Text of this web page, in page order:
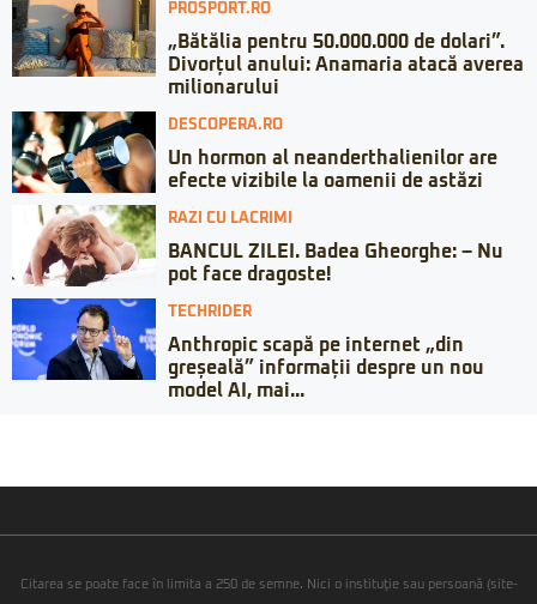
PROSPORT.RO
„Bătălia pentru 50.000.000 de dolari”.
Divorțul anului: Anamaria atacă averea
milionarului
DESCOPERA.RO
Un hormon al neanderthalienilor are
efecte vizibile la oamenii de astăzi
RAZI CU LACRIMI
BANCUL ZILEI. Badea Gheorghe: – Nu
pot face dragoste!
TECHRIDER
Anthropic scapă pe internet „din
greșeală” informații despre un nou
model AI, mai...
Citarea se poate face în limita a 250 de semne. Nici o instituţie sau persoană (site-